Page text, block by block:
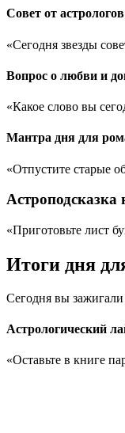
Совет от астрологов
«Сегодня звезды
Вопрос о любви и
«Какое слово вы
Мантра дня для
«Отпустите старые
«Приготовьте лист
Итоги дня
Сегодня вы
Астрологический
«Оставьте в книге